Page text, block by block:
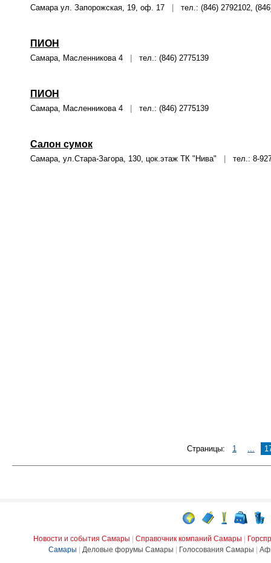
Самара ул. Запорожская, 19, оф. 17 тел.: (846) 2792102,
ПИОН
Самара, Масленникова 4 тел.: (846) 2775139
ПИОН
Самара, Масленникова 4 тел.: (846) 2775139
Салон сумок
Самара, ул.Стара-Загора, 130, цок.этаж ТК "Нива" тел.: 8-
Страницы: 1 ...
Новости и события Самары Справочник компаний Самары
Самары
Деловые форумы Самары Голосования Самары